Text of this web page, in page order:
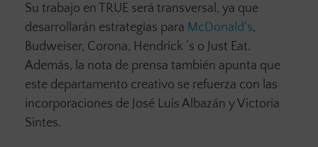
Su trabajo en TRUE será transversal, ya que
desarrollarán estrategias para McDonald’s,
Budweiser, Corona, Hendrick ‘s o Just Eat.
Además, la nota de prensa también apunta que
este departamento creativo se refuerza con las
incorporaciones de José Luis Albazán y Victoria
Sintes.